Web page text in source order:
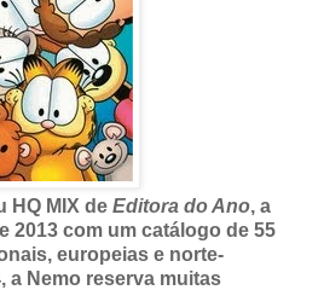
HQ MIX de Editora do Ano, a
2013 com um catálogo de 55
europeias e norte-
a Nemo reserva muitas